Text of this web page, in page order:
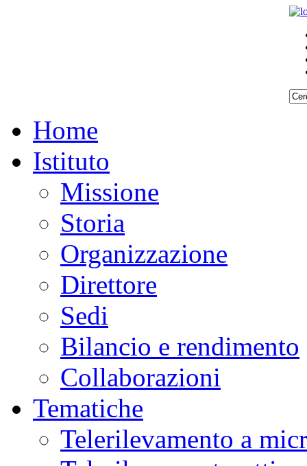
Home
Istituto
Missione
Storia
Organizzazione
Direttore
Sedi
Bilancio e rendimento
Collaborazioni
Tematiche
Telerilevamento a